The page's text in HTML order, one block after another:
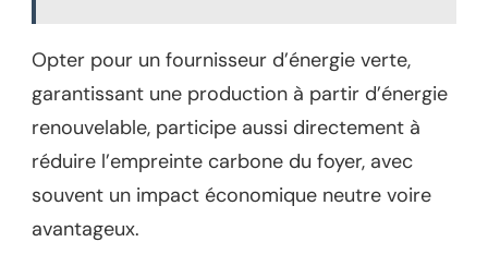
Opter pour un fournisseur d’énergie verte,
garantissant une production à partir d’énergie
renouvelable, participe aussi directement à
réduire l’empreinte carbone du foyer, avec
souvent un impact économique neutre voire
avantageux.